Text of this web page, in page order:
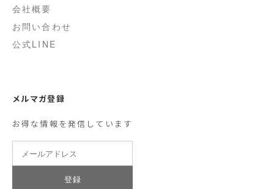
会社概要
お問い合わせ
公式LINE
メルマガ登録
お得な情報を発信しています
登録